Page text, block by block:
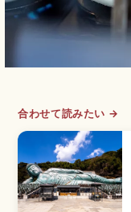
合わせて読みたい →